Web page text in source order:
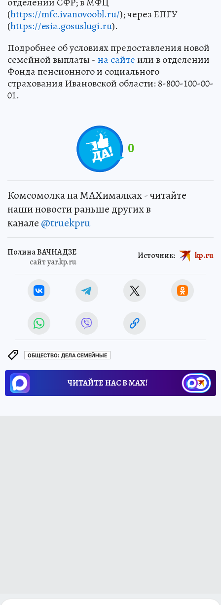
(https://mfc.ivanovoobl.ru/); через ЕПГУ
(https://esia.gosuslugi.ru).
Подробнее об условиях предоставления новой
семейной выплаты -на сайтеили в отделении
Фонда пенсионного и социального
страхования Ивановской области: 8-800-100-00-
01.
0
Комсомолка на MAXималках - читайте
наши новости раньше других в
канале @truekpru
Полина ВАЧНАДЗЕ
сайт yar.kp.ru
Источник: kp.ru
ОБЩЕСТВО: ДЕЛА СЕМЕЙНЫЕ
ЧИТАЙТЕ НАС В МАХ!